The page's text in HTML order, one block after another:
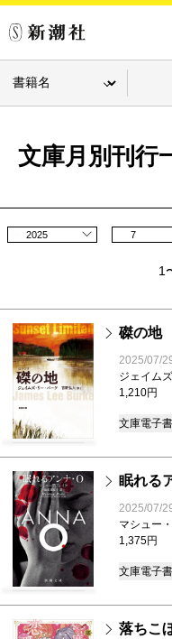
文庫月別刊行
2025 7
1
磔の地
2025/07/
ジェイム
1,210円
文庫電子
眠れる
2025/07/
マシュー
1,375円
文庫電子
落ちこ